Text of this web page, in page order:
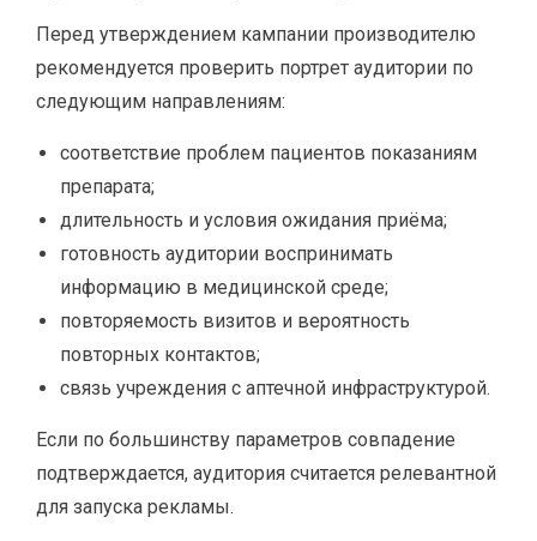
Перед утверждением кампании производителю
рекомендуется проверить портрет аудитории по
следующим направлениям:
соответствие проблем пациентов показаниям
препарата;
длительность и условия ожидания приёма;
готовность аудитории воспринимать
информацию в медицинской среде;
повторяемость визитов и вероятность
повторных контактов;
связь учреждения с аптечной инфраструктурой.
Если по большинству параметров совпадение
подтверждается, аудитория считается релевантной
для запуска рекламы.